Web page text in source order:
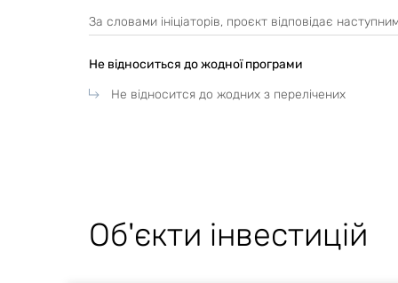
цивільного захисту
призначення) із
захисту (спорудах
захисними
За словами ініціаторів, проєкт відповідає
Не відноситься до жодної програми
Не відносится до жодних з перелічених
Об'єкти інвестицій